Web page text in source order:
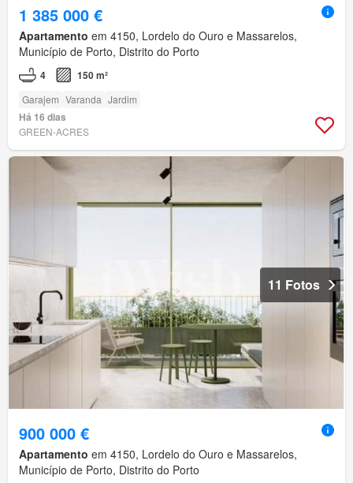
1 385 000 €
Apartamento em 4150, Lordelo do Ouro e Massarelos,
Município de Porto, Distrito do Porto
4 150 m²
Garajem Varanda Jardim
Há 16 dias
GREEN-ACRES
11 Fotos
900 000 €
Apartamento em 4150, Lordelo do Ouro e Massarelos,
Município de Porto, Distrito do Porto